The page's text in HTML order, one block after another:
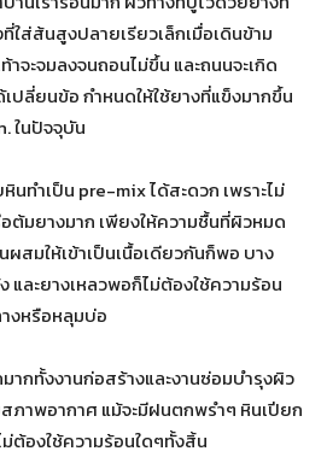
ส่ส้นสูงปลายเรียวเล็กเมื่อเดินข้าม
จะจมลงจนถอนไม่ขึ้น และถนนจะเกิด
เปลี่ยนข้อ กำหนดให้ใช้ยางที่แข็งมากขึ้น
ในปัจจุบัน
ทำเป็น pre-mix ได้สะดวก เพราะไม่
ต้มยางมาก เพียงให้ความชื้นที่ผิวหมด
ผสมให้เข้าเป็นเนื้อเดียวกันก็พอ บาง
และยางเหลวพอก็ไม่ต้องใช้ความร้อน
งหรือหลุมบ่อ
ากทั้งงานก่อสร้างและงานซ่อมบำรุงผิว
ภาพอากาศ แม้จะมีฝนตกพรำๆ หินเปียก
ต้องใช้ความร้อนใดๆทั้งสิ้น